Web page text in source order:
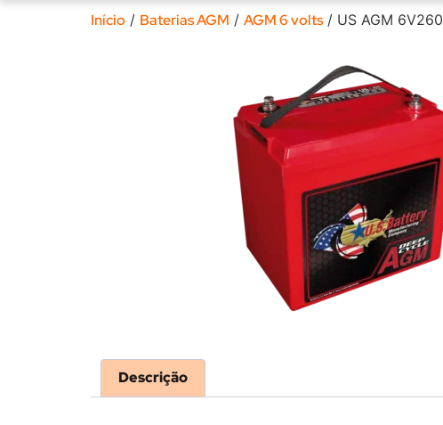
Início / Baterias AGM / AGM 6 volts/ US AGM 6V260
Descrição